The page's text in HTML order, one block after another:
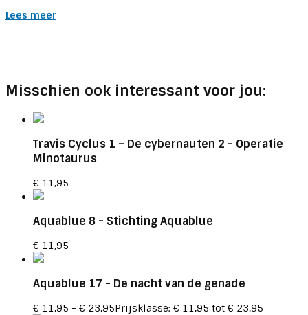
Lees meer
Misschien ook interessant voor jou:
Travis Cyclus 1 – De cybernauten 2 - Operatie
Minotaurus
€ 11,95
Aquablue 8 - Stichting Aquablue
€ 11,95
Aquablue 17 - De nacht van de genade
€ 11,95 - € 23,95Prijsklasse: € 11,95 tot € 23,95